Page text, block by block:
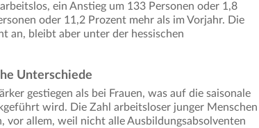
ein Anstieg um 133 Personen oder 1,8
oder 11,2 Prozent mehr als im Vorjahr. Die
an, bleibt aber unter der hessischen
Unterschiede
gestiegen als bei Frauen, was auf die saisonale
wird. Die Zahl arbeitsloser junger Menschen
vor allem, weil nicht alle Ausbildungsabsolventen